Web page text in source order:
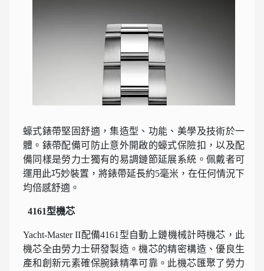
蠔式錶帶堅固舒適，集造型、功能、美學及技術於一
體。錶帶配備可防止意外開啟的蠔式保險扣，以及配
備同樣是勞力士獨有的易調鏈節延展系統。佩戴者可
運用此巧妙裝置，將錶帶延長約5毫米，在任何情況下
均倍感舒適。
4161型機芯
Yacht-Master II配備4161型自動上鏈機械計時機芯，此
機芯全由勞力士研發製造。機芯的精密構造、優良生
產和創新元素確保腕錶精準可靠。此機芯匯聚了勞力